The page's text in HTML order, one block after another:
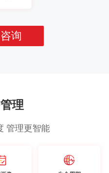
询
理
管理更智能